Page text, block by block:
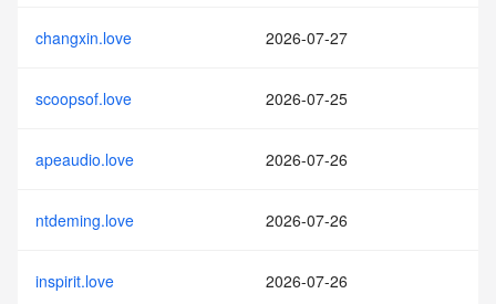
changxin.love 2026-07-27
scoopsof.love 2026-07-25
apeaudio.love 2026-07-26
ntdeming.love 2026-07-26
inspirit.love 2026-07-26